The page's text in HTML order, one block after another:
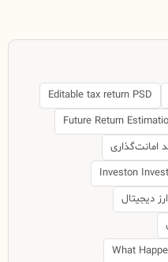
Editable tax return PSD
Future Return
امانت‌گذاری
Investon
دیجیتال
What